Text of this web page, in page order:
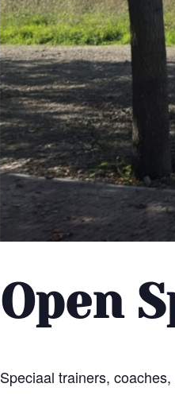
Open
Speciaal trainers,